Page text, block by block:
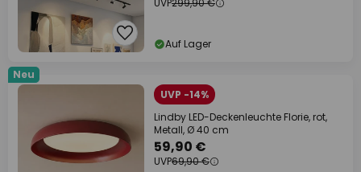
UVP299,90 €
Auf Lager
Neu
UVP -14%
Lindby LED-Deckenleuchte Florie, rot,
Metall, Ø 40 cm
59,90 €
UVP69,90 €